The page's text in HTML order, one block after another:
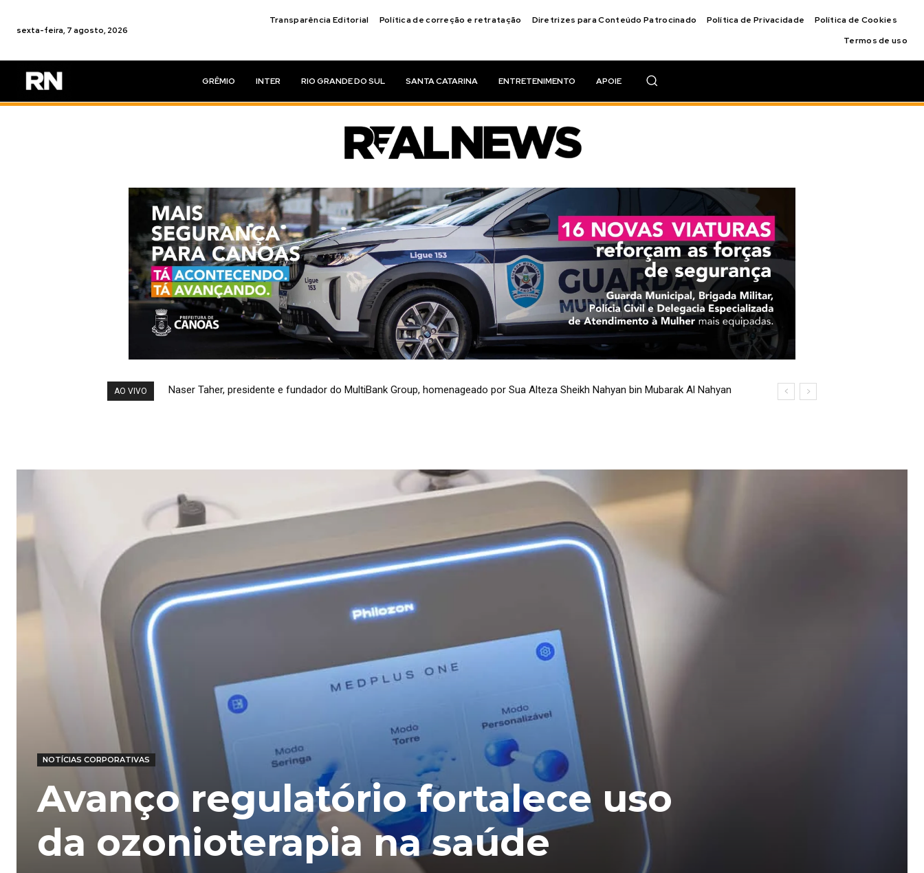
sexta-feira, 7 agosto, 2026
Transparência Editorial Política de correção e retratação Diretrizes para Conteúdo Patrocinado Política de Privacidade
Política de Cookies
Termos de uso
GRÊMIO INTER RIO GRANDE DO SUL SANTA CATARINA ENTRETENIMENTO APOIE
AO VIVO
Naser Taher, presidente e fundador do MultiBank Group, homenageado por Sua Alteza Sheikh Nahyan bin Mubarak Al Nahyan
NOTÍCIAS CORPORATIVAS
Avanço regulatório fortalece uso
da ozonioterapia na saúde